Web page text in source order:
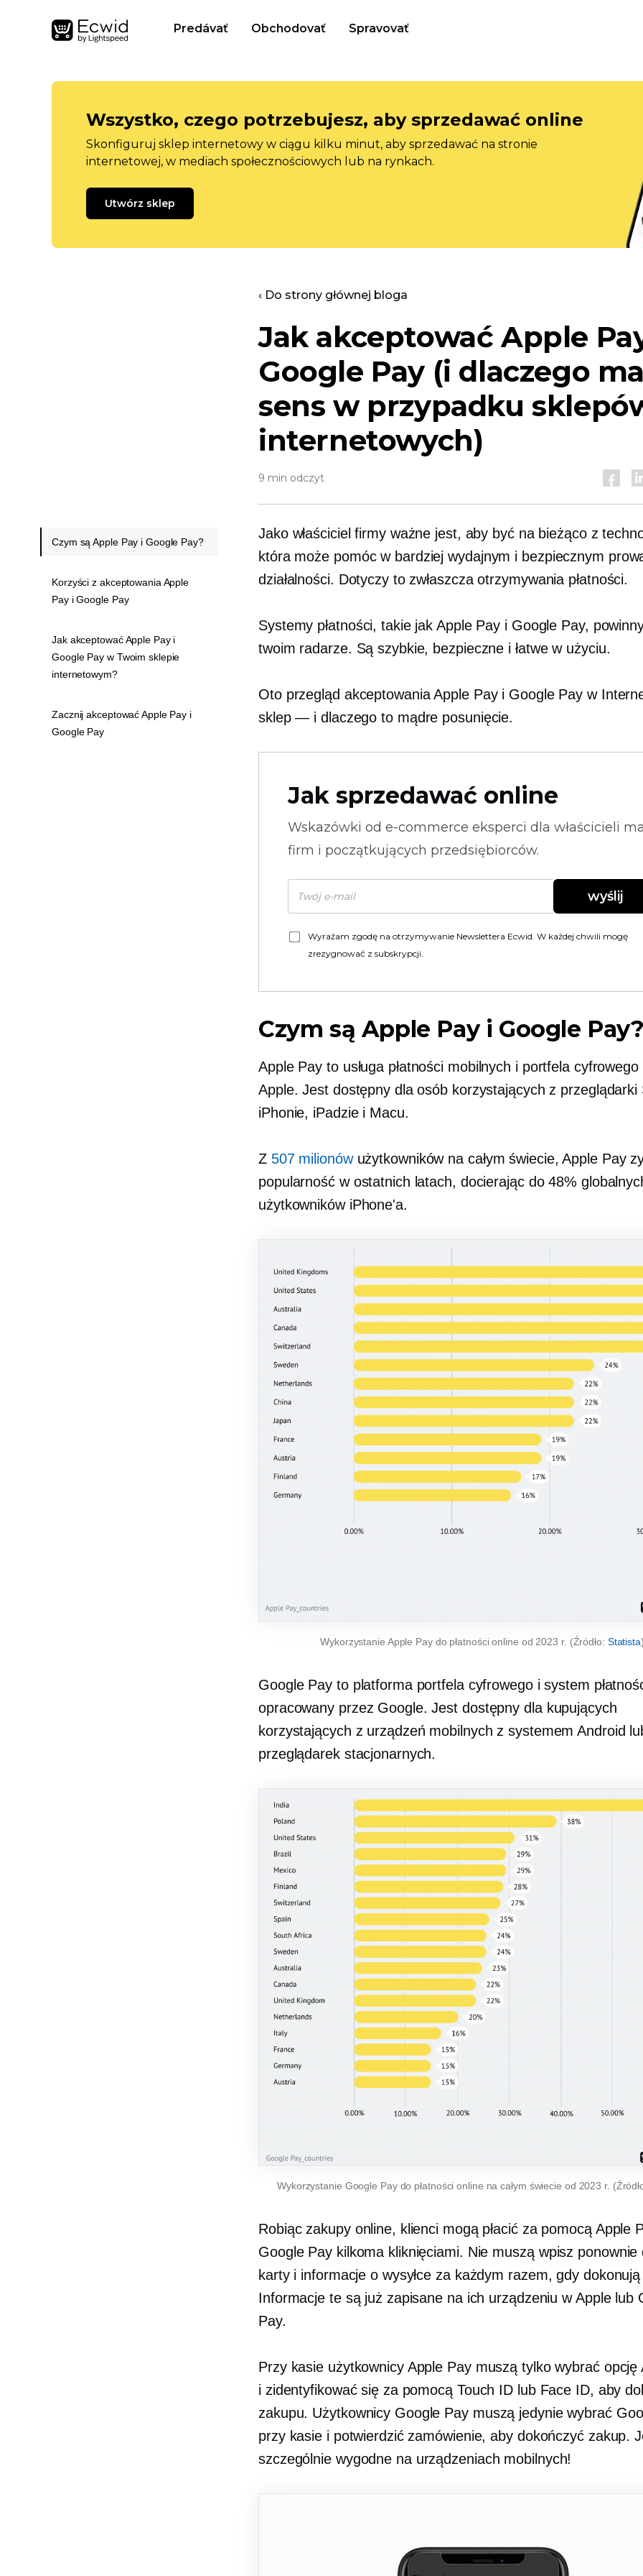
Predávať Obchodovať Spravovať
Wszystko, czego potrzebujesz, aby sprzedawać online
Skonfiguruj sklep internetowy w ciągu kilku minut, aby sprzedawać na stronie
internetowej, w mediach społecznościowych lub na rynkach.
Utwórz sklep
‹ Do strony głównej bloga
Jak akceptować Apple
Google Pay (i dlaczego
sens w przypadku
internetowych)
9 min odczyt
Jako właściciel firmy ważne jest, aby być na bieżąco z
która może pomóc w bardziej wydajnym i bezpiecznym
działalności. Dotyczy to zwłaszcza otrzymywania płatności.
Systemy płatności, takie jak Apple Pay i Google Pay,
twoim radarze. Są szybkie, bezpieczne i łatwe w użyciu.
Oto przegląd akceptowania Apple Pay i Google Pay w
sklep — i dlaczego to mądre posunięcie.
Jak sprzedawać online
Wskazówki od e-commerce eksperci dla właścicieli
firm i początkujących przedsiębiorców.
wyślij
Wyrażam zgodę na otrzymywanie Newslettera Ecwid. W każdej chwili mogę
zrezygnować z subskrypcji.
Czym są Apple Pay i Google Pay?
Apple Pay to usługa płatności mobilnych i portfela
Apple. Jest dostępny dla osób korzystających z przeglądarki
iPhonie, iPadzie i Macu.
Z 507 milionówużytkowników na całym świecie, Apple Pay
popularność w ostatnich latach, docierając do 48%
użytkowników iPhone'a.
Wykorzystanie Apple Pay do płatności online od 2023 r. (Źródło: Statista)
Google Pay to platforma portfela cyfrowego i system
opracowany przez Google. Jest dostępny dla kupujących
korzystających z urządzeń mobilnych z systemem Android
przeglądarek stacjonarnych.
Wykorzystanie Google Pay do płatności online na całym świecie od 2023 r.
Robiąc zakupy online, klienci mogą płacić za pomocą Apple
Google Pay kilkoma kliknięciami. Nie muszą wpisz ponownie
karty i informacje o wysyłce za każdym razem, gdy
Informacje te są już zapisane na ich urządzeniu w Apple lub
Pay.
Przy kasie użytkownicy Apple Pay muszą tylko wybrać opcję
i zidentyfikować się za pomocą Touch ID lub Face ID, aby
zakupu. Użytkownicy Google Pay muszą jedynie wybrać
przy kasie i potwierdzić zamówienie, aby dokończyć zakup.
szczególnie wygodne na urządzeniach mobilnych!
Czym są Apple Pay i Google Pay?
Korzyści z akceptowania Apple
Pay i Google Pay
Jak akceptować Apple Pay i
Google Pay w Twoim sklepie
internetowym?
Zacznij akceptować Apple Pay i
Google Pay